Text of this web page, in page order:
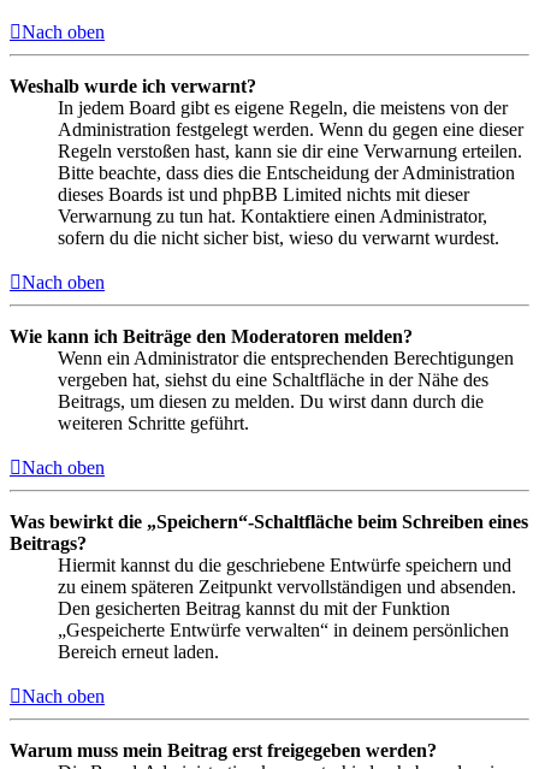
Nach oben
Weshalb wurde ich verwarnt?
In jedem Board gibt es eigene Regeln, die meistens von der
Administration festgelegt werden. Wenn du gegen eine dieser
Regeln verstoßen hast, kann sie dir eine Verwarnung erteilen.
Bitte beachte, dass dies die Entscheidung der Administration
dieses Boards ist und phpBB Limited nichts mit dieser
Verwarnung zu tun hat. Kontaktiere einen Administrator,
sofern du die nicht sicher bist, wieso du verwarnt wurdest.
Nach oben
Wie kann ich Beiträge den Moderatoren melden?
Wenn ein Administrator die entsprechenden Berechtigungen
vergeben hat, siehst du eine Schaltfläche in der Nähe des
Beitrags, um diesen zu melden. Du wirst dann durch die
weiteren Schritte geführt.
Nach oben
Was bewirkt die „Speichern“-Schaltfläche beim Schreiben eines
Beitrags?
Hiermit kannst du die geschriebene Entwürfe speichern und
zu einem späteren Zeitpunkt vervollständigen und absenden.
Den gesicherten Beitrag kannst du mit der Funktion
„Gespeicherte Entwürfe verwalten“ in deinem persönlichen
Bereich erneut laden.
Nach oben
Warum muss mein Beitrag erst freigegeben werden?